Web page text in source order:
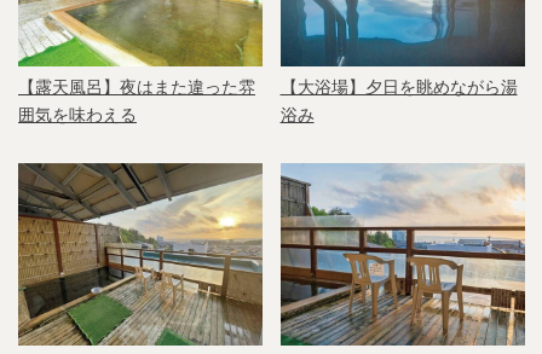
【露天風呂】夜はまた違った雰
囲気を味わえる
【大浴場】夕日を眺めながら湯
浴み